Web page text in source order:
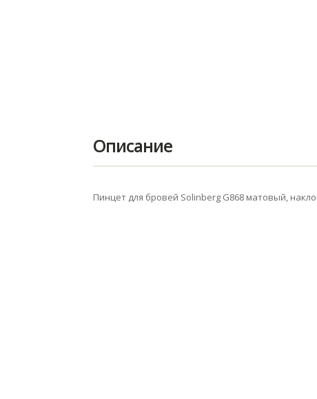
Описание
Пинцет для бровей Solinberg G868 матовый,